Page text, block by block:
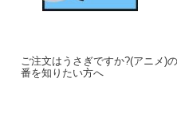
ご注文はうさぎですか?(アニメ)
番を知りたい方へ